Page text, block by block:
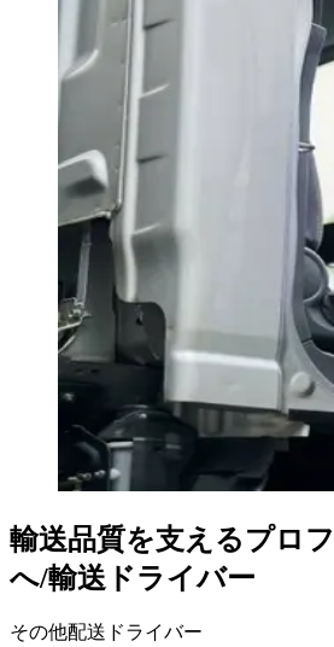
輸送品質を支えるプロ
へ/輸送ドライバー
その他配送ドライバー